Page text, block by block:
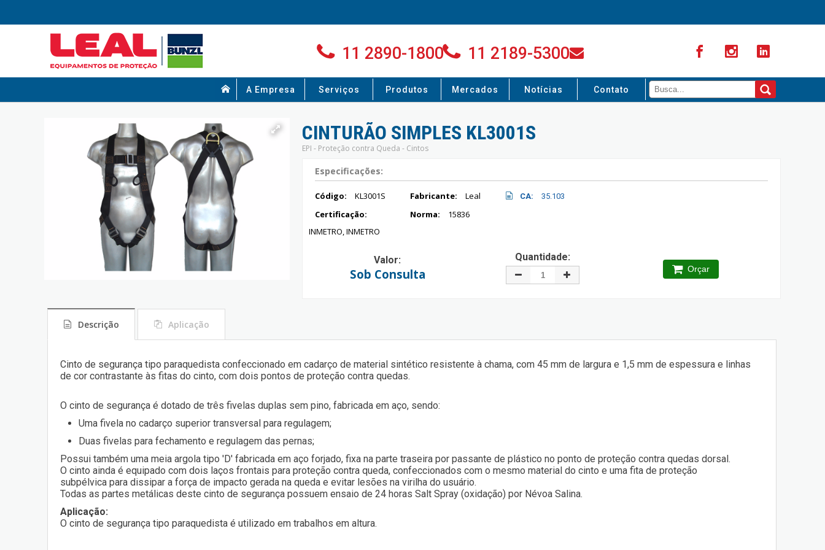
11 2890-1800 11 2189-5300
A Empresa Serviços Produtos Mercados Notícias Contato
CINTURÃO SIMPLES KL3001S
EPI - Proteção contra Queda - Cintos
Especificações:
Código: KL3001S Fabricante: Leal CA: 35.103
Certificação:
INMETRO, INMETRO
Norma: 15836
Valor:
Sob Consulta
Quantidade:
Orçar
Descrição Aplicação
Cinto de segurança tipo paraquedista confeccionado em cadarço de material sintético resistente à chama, com 45 mm de largura e 1,5 mm de espessura e linhas
de cor contrastante às fitas do cinto, com dois pontos de proteção contra quedas.
O cinto de segurança é dotado de três fivelas duplas sem pino, fabricada em aço, sendo:
Uma fivela no cadarço superior transversal para regulagem;
Duas fivelas para fechamento e regulagem das pernas;
Possui também uma meia argola tipo 'D' fabricada em aço forjado, fixa na parte traseira por passante de plástico no ponto de proteção contra quedas dorsal.
O cinto ainda é equipado com dois laços frontais para proteção contra queda, confeccionados com o mesmo material do cinto e uma fita de proteção
subpélvica para dissipar a força de impacto gerada na queda e evitar lesões na virilha do usuário.
Todas as partes metálicas deste cinto de segurança possuem ensaio de 24 horas Salt Spray (oxidação) por Névoa Salina.
Aplicação:
O cinto de segurança tipo paraquedista é utilizado em trabalhos em altura.